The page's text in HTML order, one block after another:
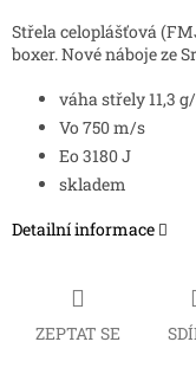
Střela celoplášťová
boxer. Nové náboje ze
váha střely 11,3
Vo 750 m/s
Eo 3180 J
skladem
Detailní informace
ZEPTAT SE